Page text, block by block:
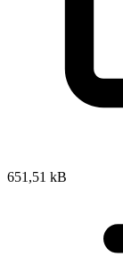
651,51 kB